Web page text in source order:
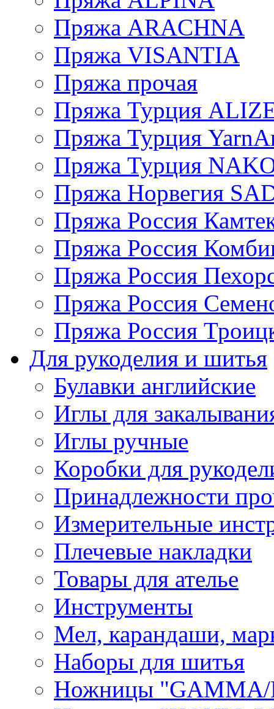
Пряжа ARACHNA
Пряжа VISANTIA
Пряжа прочая
Пряжа Турция
Пряжа Турция
Пряжа Турция
Пряжа Норвегия
Пряжа Россия
Пряжа Россия
Пряжа Россия
Пряжа Россия
Пряжа Россия
Для рукоделия и шитья
Булавки английские
Иглы для
Иглы ручные
Коробки для
Принадлежности
Измерительные
Плечевые накладки
Товары для ателье
Инструменты
Мел, карандаши,
Наборы для шитья
Ножницы "GAMMA/